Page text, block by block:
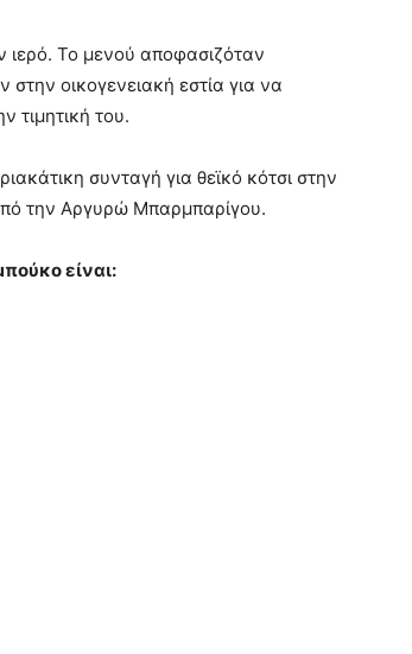
ιερό. Το μενού αποφασιζόταν
οικογενειακή εστία για να
τιμητική του.
συνταγή για θεϊκό κότσι στην
την Αργυρώ Μπαρμπαρίγου.
είναι: